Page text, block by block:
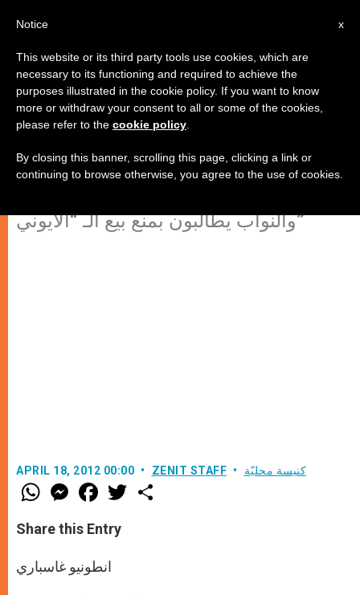
وسائل منع الحمل لحالات الطوارئ
تضرّ بصحّة النساء
والنواب يطالبون بمنع بيع الـ “الّايوني”
APRIL 18, 2012 00:00 ZENIT STAFF كنيسة محليّة
W
h
t
s
p
M
e
s
e
e
F
a
e
b
o
k
w
Share this Entry
انطونيو غاسباري
x
Notice
This website or its third party tools use cookies, which are
necessary to its functioning and required to achieve the
purposes illustrated in the cookie policy. If you want to know
more or withdraw your consent to all or some of the cookies,
please refer to the cookie policy
By closing this banner, scrolling this page, clicking a link or
continuing to browse otherwise, you agree to the use of cookies.